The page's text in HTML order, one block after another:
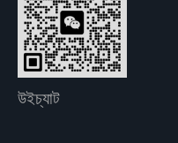
উইচ্যাট